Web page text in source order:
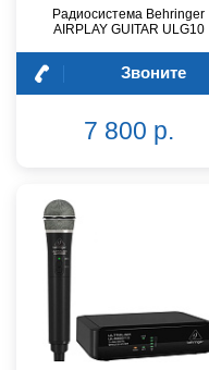
Радиосистема Behringer
AIRPLAY GUITAR ULG10
Звоните
7 800 р.